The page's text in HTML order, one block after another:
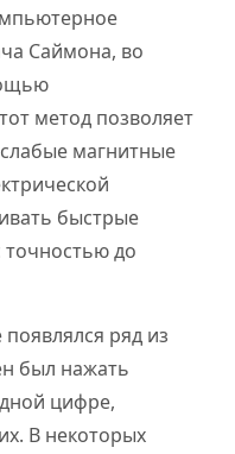
Саймона, во
метод позволяет
магнитные
быстрые
точностью до
ряд из
был нажать
цифре,
В некоторых